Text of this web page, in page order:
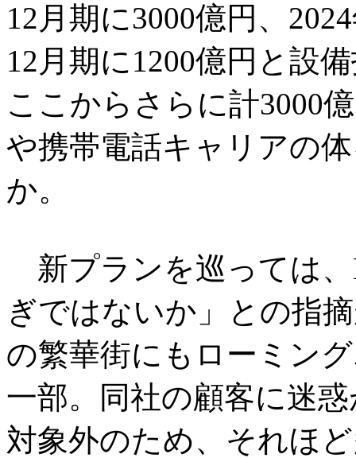
12月期に3000億円、
12月期に1200億円と設
ここからさらに計3000
や携帯電話キャリアの
か。
新プランを巡っては
ぎではないか」との指
の繁華街にもローミン
一部。同社の顧客に迷
対象外のため、それほ